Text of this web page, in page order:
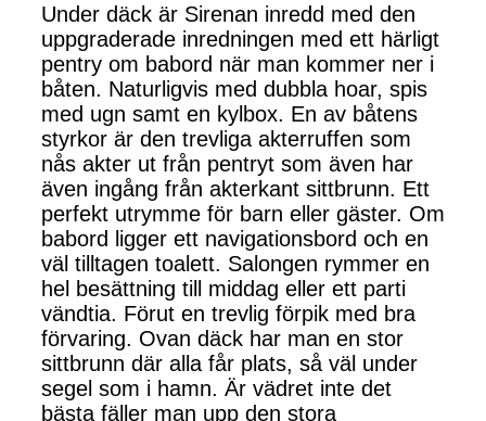
Under däck är Sirenan inredd med den
uppgraderade inredningen med ett härligt
pentry om babord när man kommer ner i
båten. Naturligvis med dubbla hoar, spis
med ugn samt en kylbox. En av båtens
styrkor är den trevliga akterruffen som
nås akter ut från pentryt som även har
även ingång från akterkant sittbrunn. Ett
perfekt utrymme för barn eller gäster. Om
babord ligger ett navigationsbord och en
väl tilltagen toalett. Salongen rymmer en
hel besättning till middag eller ett parti
vändtia. Förut en trevlig förpik med bra
förvaring. Ovan däck har man en stor
sittbrunn där alla får plats, så väl under
segel som i hamn. Är vädret inte det
bästa fäller man upp den stora